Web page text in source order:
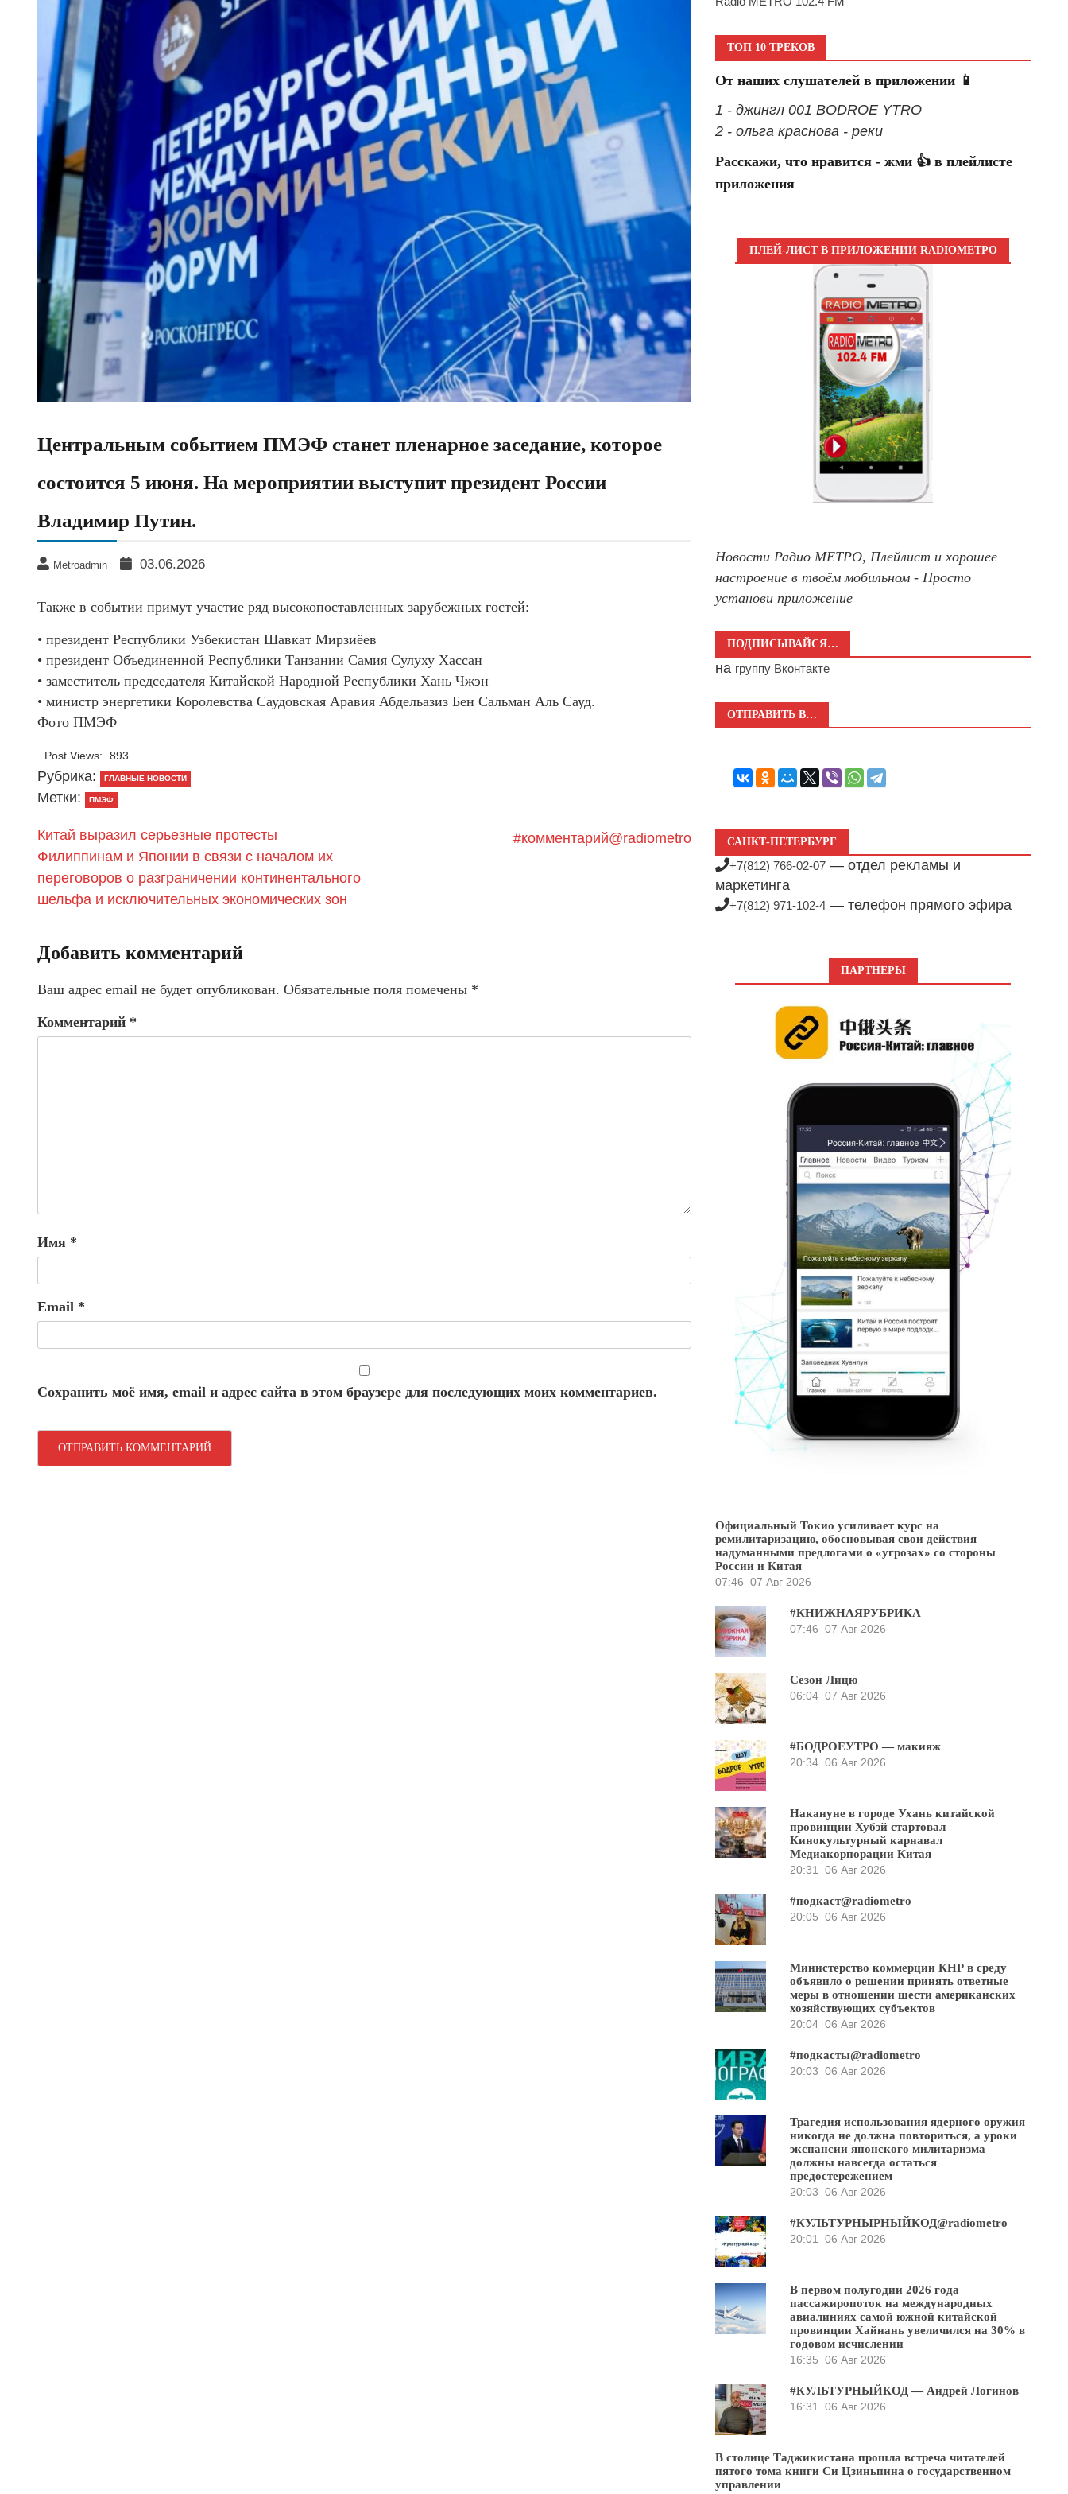
Центральным событием ПМЭФ станет пленарное заседание, которое
состоится 5 июня. На мероприятии выступит президент России
Владимир Путин.
Metroadmin 03.06.2026
Также в событии примут участие ряд высокопоставленных зарубежных гостей:
• президент Республики Узбекистан Шавкат Мирзиёев
• президент Объединенной Республики Танзании Самия Сулуху Хассан
• заместитель председателя Китайской Народной Республики Хань Чжэн
• министр энергетики Королевства Саудовская Аравия Абдельазиз Бен Сальман Аль Сауд.
Фото ПМЭФ
Post Views: 893
Рубрика: ГЛАВНЫЕ НОВОСТИ
Метки: ПМЭФ
Китай выразил серьезные протесты
Филиппинам и Японии в связи с началом их
переговоров о разграничении континентального
шельфа и исключительных экономических зон
#комментарий@radiometro
Добавить комментарий
Ваш адрес email не будет опубликован. Обязательные поля помечены *
Комментарий *
Имя *
Email *
Сохранить моё имя, email и адрес сайта в этом браузере для последующих моих комментариев.
ТОП 10 ТРЕКОВ
От наших слушателей в приложении 📱
1 - джингл 001 BODROE YTRO
2 - ольга краснова - реки
Расскажи, что нравится - жми 👍 в плейлисте
приложения
ПЛЕЙ-ЛИСТ В ПРИЛОЖЕНИИ RADIOМЕТРО
Новости Радио МЕТРО, Плейлист и хорошее
настроение в твоём мобильном - Просто
установи приложение
ПОДПИСЫВАЙСЯ…
на группу Вконтакте
ОТПРАВИТЬ В…
САНКТ-ПЕТЕРБУРГ
+7(812) 766-02-07 — отдел рекламы и
маркетинга
+7(812) 971-102-4 — телефон прямого эфира
ПАРТНЕРЫ
Официальный Токио усиливает курс на
ремилитаризацию, обосновывая свои действия
надуманными предлогами о «угрозах» со стороны
России и Китая
07:46 07 Авг 2026
#КНИЖНАЯРУБРИКА
07:46 07 Авг 2026
Сезон Лицю
06:04 07 Авг 2026
#БОДРОЕУТРО — макияж
20:34 06 Авг 2026
Накануне в городе Ухань китайской
провинции Хубэй стартовал
Кинокультурный карнавал
Медиакорпорации Китая
20:31
06 Авг 2026
#подкаст@radiometro
20:05 06 Авг 2026
Министерство коммерции КНР в среду
объявило о решении принять ответные
меры в отношении шести американских
хозяйствующих субъектов
20:04 06 Авг 2026
#подкасты@radiometro
20:03 06 Авг 2026
Трагедия использования ядерного оружия
никогда не должна повториться, а уроки
экспансии японского милитаризма
должны навсегда остаться
предостережением
20:03 06 Авг 2026
#КУЛЬТУРНЫРНЫЙКОД@radiometro
20:01
06 Авг 2026
В первом полугодии 2026 года
пассажиропоток на международных
авиалиниях самой южной китайской
провинции Хайнань увеличился на 30% в
годовом исчислении
16:35 06 Авг 2026
#КУЛЬТУРНЫЙКОД — Андрей Логинов
16:31
06 Авг 2026
В столице Таджикистана прошла встреча читателей
пятого тома книги Си Цзиньпина о государственном
управлении